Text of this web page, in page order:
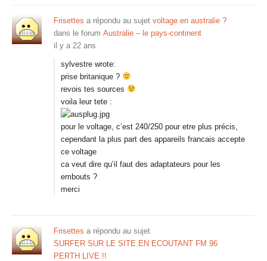
Frisettes a répondu au sujet voltage en australie ?
dans le forum Australie – le pays-continent
il y a 22 ans
sylvestre wrote:
prise britanique ?
revois tes sources
voila leur tete :
pour le voltage, c’est 240/250 pour etre plus précis,
cependant la plus part des appareils francais accepte
ce voltage
ca veut dire qu’il faut des adaptateurs pour les
embouts ?
merci
Frisettes a répondu au sujet
SURFER SUR LE SITE EN ECOUTANT FM 96
PERTH LIVE !!